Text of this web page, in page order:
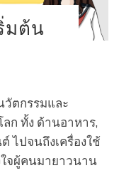
มต้น
ตกรรมและ
ก ทั้ง ด้านอาหาร,
ไปจนถึงเครื่องใช้
จผู้คนมายาวนาน